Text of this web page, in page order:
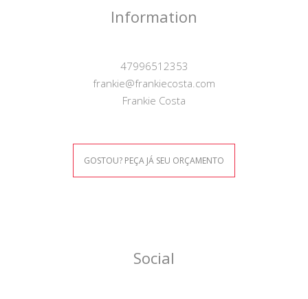
Information
47996512353
frankie@frankiecosta.com
Frankie Costa
GOSTOU? PEÇA JÁ SEU ORÇAMENTO
Social